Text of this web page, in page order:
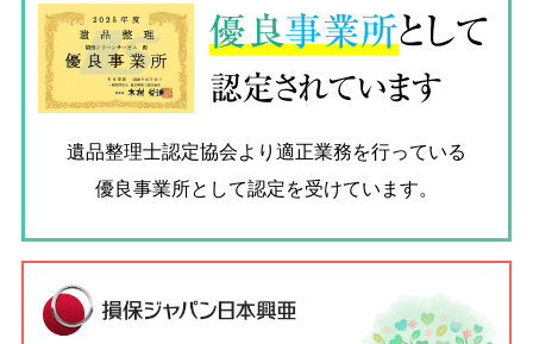
優良事業所として
認定されています
遺品整理士認定協会より適正業務を行っている
優良事業所として認定を受けています。